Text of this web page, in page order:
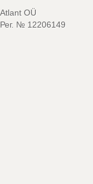
Atlant OÜ
Рег. № 12206149